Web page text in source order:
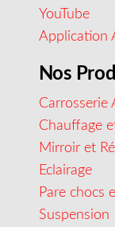
YouTube
Application
Nos
Carrosserie
Chauffage
Mirroir et
Eclairage
Pare chocs
Suspension